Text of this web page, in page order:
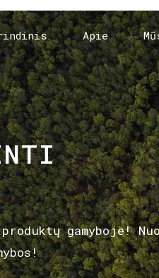
Apie
gamyboje!